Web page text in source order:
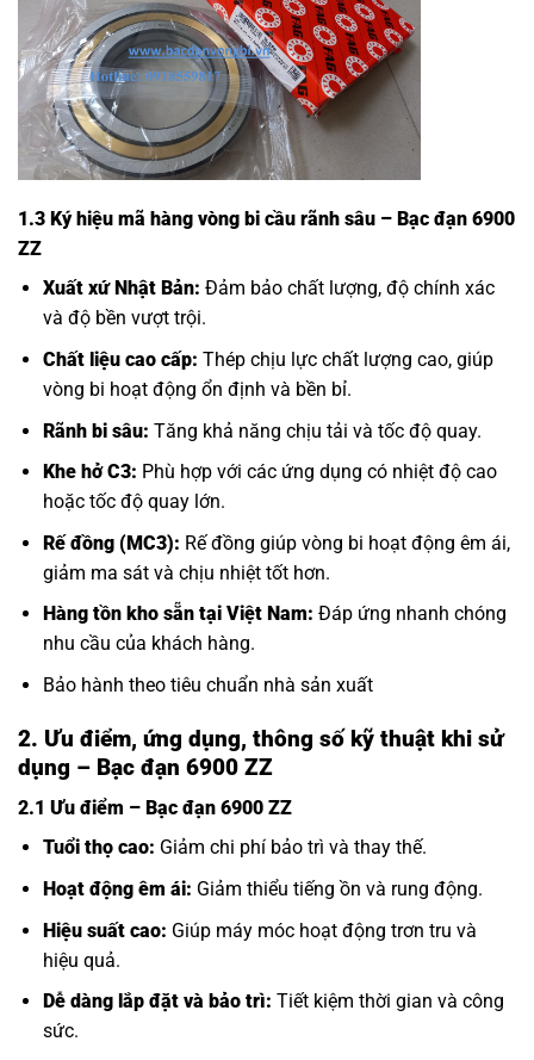
1.3 Ký hiệu mã hàng vòng bi cầu rãnh sâu – Bạc đạn 6900
ZZ
Xuất xứ Nhật Bản: Đảm bảo chất lượng, độ chính xác
và độ bền vượt trội.
Chất liệu cao cấp: Thép chịu lực chất lượng cao, giúp
vòng bi hoạt động ổn định và bền bỉ.
Rãnh bi sâu: Tăng khả năng chịu tải và tốc độ quay.
Khe hở C3: Phù hợp với các ứng dụng có nhiệt độ cao
hoặc tốc độ quay lớn.
Rế đồng (MC3): Rế đồng giúp vòng bi hoạt động êm ái,
giảm ma sát và chịu nhiệt tốt hơn.
Hàng tồn kho sẵn tại Việt Nam: Đáp ứng nhanh chóng
nhu cầu của khách hàng.
Bảo hành theo tiêu chuẩn nhà sản xuất
2. Ưu điểm, ứng dụng, thông số kỹ thuật khi sử
dụng – Bạc đạn 6900 ZZ
2.1 Ưu điểm – Bạc đạn 6900 ZZ
Tuổi thọ cao: Giảm chi phí bảo trì và thay thế.
Hoạt động êm ái: Giảm thiểu tiếng ồn và rung động.
Hiệu suất cao: Giúp máy móc hoạt động trơn tru và
hiệu quả.
Dễ dàng lắp đặt và bảo trì: Tiết kiệm thời gian và công
sức.